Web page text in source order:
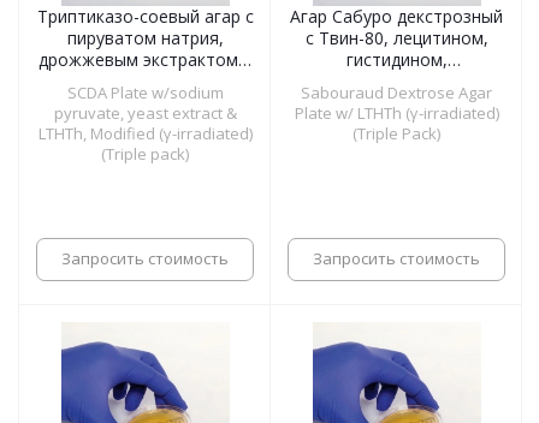
Триптиказо-соевый агар с
пируватом натрия,
дрожжевым экстрактом и
Твин-80, лецитином,
гистидином,
тиосульфатом,
модифицированный (γ-
облученный, тройная
SCDA Plate w/sodium
pyruvate, yeast extract &
LTHTh, Modified (γ-irradiated)
(Triple pack)
Запросить стоимость
Агар Сабуро декстрозный
с Твин-80, лецитином,
гистидином,
тиосульфатом (γ-
облученный, тройная
упаковка), чашки 55 мм
Sabouraud Dextrose Agar
Plate w/ LTHTh (γ-irradiated)
(Triple Pack)
Запросить стоимость